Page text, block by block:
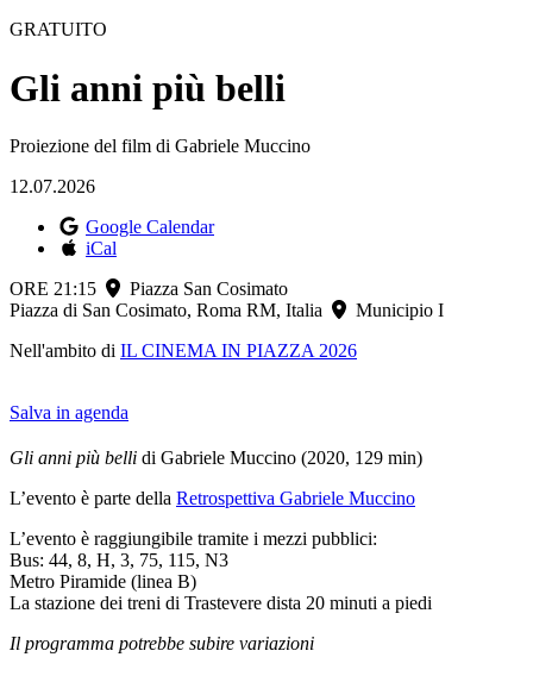
GRATUITO
Gli anni più belli
Proiezione del film di Gabriele Muccino
12.07.2026
Google Calendar
iCal
ORE 21:15
Piazza San Cosimato
Piazza di San Cosimato, Roma RM, Italia
Municipio I
Nell'ambito di IL CINEMA IN PIAZZA 2026
Salva in agenda
Gli anni più belli di Gabriele Muccino (2020, 129 min)
L’evento è parte della Retrospettiva Gabriele Muccino
L’evento è raggiungibile tramite i mezzi pubblici:
Bus: 44, 8, H, 3, 75, 115, N3
Metro Piramide (linea B)
La stazione dei treni di Trastevere dista 20 minuti a piedi
Il programma potrebbe subire variazioni